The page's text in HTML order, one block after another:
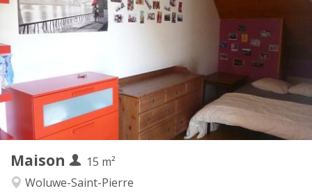
Maison
15 m²
Woluwe-Saint-Pierre
Charges:
135 €
12 mois
Domiciliation:
Acceptée
Aménagement
Salle de bain:
Commune
Cuisine:
Commune
Superficie:
15 m
2
Pièces privées: